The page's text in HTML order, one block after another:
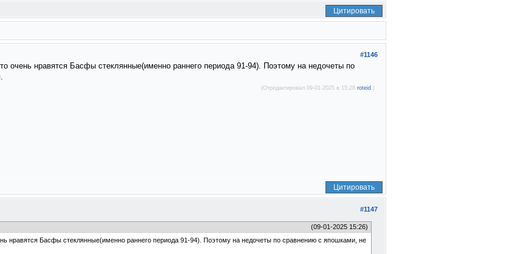
Цитировать
#1146
очень нравятся Басфы стеклянные(именно раннего периода 91-94). Поэтому на недочеты по
(Отредактировал 09-01-2025 в 15:28 roteid .)
Цитировать
#1147
(09-01-2025 15:26)
нравятся Басфы стеклянные(именно раннего периода 91-94). Поэтому на недочеты по сравнению с япошками, не